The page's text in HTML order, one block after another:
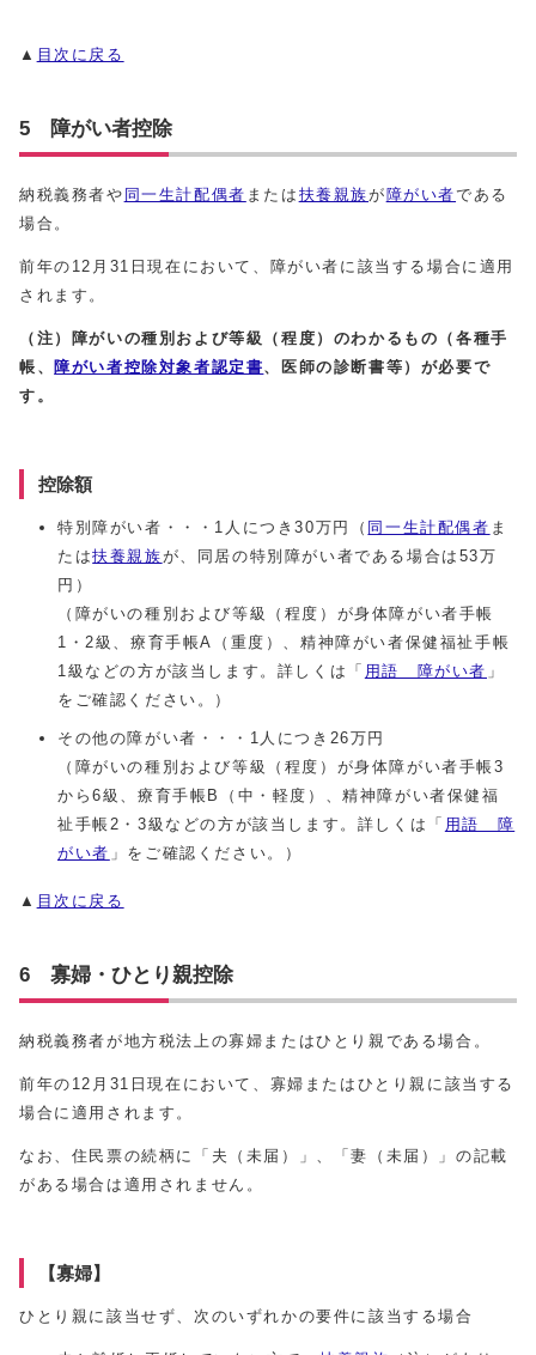
▲ 目次に戻る
5 障がい者控除
納税義務者や 同一生計配偶者 または 扶養親族が 障がい者である
場合。
前年の12月31日現在において、障がい者に該当する場合に適用
されます。
（注）障がいの種別および等級（程度）のわかるもの（各種手
帳、
障がい者控除対象者認定書、医師の診断書等）が必要で
す。
控除額
特別障がい者・・・1人につき30万円（ 同一生計配偶者 ま
たは扶養親族が、同居の特別障がい者である場合は53万
円）
（障がいの種別および等級（程度）が身体障がい者手帳
1・2級、療育手帳A（重度）、精神障がい者保健福祉手帳
1級などの方が該当します。詳しくは「 用語 障がい者 」
をご確認ください。）
その他の障がい者・・・1人につき26万円
（障がいの種別および等級（程度）が身体障がい者手帳3
から6級、療育手帳B（中・軽度）、精神障がい者保健福
祉手帳2・3級などの方が該当します。詳しくは「 用語 障
がい者 」をご確認ください。）
▲ 目次に戻る
6 寡婦・ひとり親控除
納税義務者が地方税法上の寡婦またはひとり親である場合。
前年の12月31日現在において、寡婦またはひとり親に該当する
場合に適用されます。
なお、住民票の続柄に「夫（未届）」、「妻（未届）」の記載
がある場合は適用されません。
【寡婦】
ひとり親に該当せず、次のいずれかの要件に該当する場合